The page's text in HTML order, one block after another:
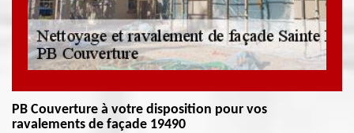
PB Couverture à votre disposition pour vos
ravalements de façade 19490